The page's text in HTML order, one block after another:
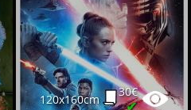
120x160cm
30€
✔